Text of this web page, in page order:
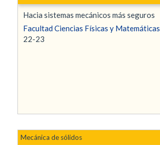
Hacia sistemas mecánicos más seguros
Facultad Ciencias Físicas y Matemáticas .
22-23
Mecánica de sólidos